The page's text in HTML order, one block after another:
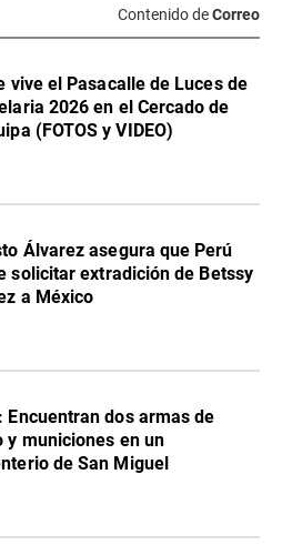
Contenido deCorreo
vive el Pasacalle de Luces de
2026 en el Cercado de
(FOTOS y VIDEO)
Álvarez asegura que Perú
solicitar extradición de Betssy
a México
Encuentran dos armas de
y municiones en un
de San Miguel